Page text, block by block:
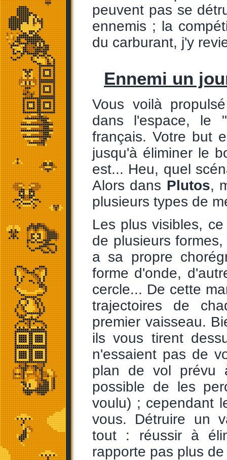
peuvent pas se
ennemis ; la
du carburant, j'y
Ennemi un
Vous voilà
dans l'espace, le "
français. Votre but
jusqu'à éliminer le
est... Heu, quel
Alors dans Plutos,
plusieurs types de
Les plus visibles,
de plusieurs
a sa propre
forme d'onde,
cercle... De cette
trajectoires de
premier vaisseau.
ils vous tirent
n'essaient pas de
plan de vol prévu
possible de les
voulu) ; cependant
vous. Détruire un
tout : réussir à
rapporte pas plus